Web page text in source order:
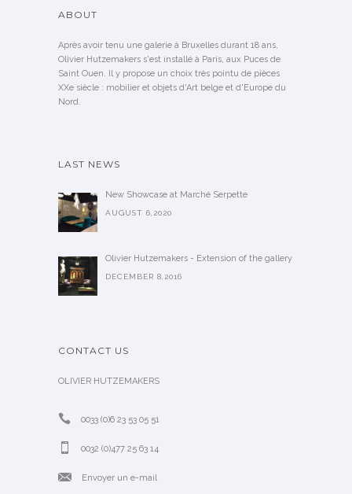
ABOUT
Après avoir tenu une galerie à Bruxelles durant 18 ans,
Olivier Hutzemakers s'est installé à Paris, aux Puces de
Saint Ouen. Il y propose un choix très pointu de pièces
XXe siècle : mobilier et objets d'Art belge et d'Europe du
Nord.
LAST NEWS
New Showcase at Marché Serpette
AUGUST 6,2020
Olivier Hutzemakers - Extension of the gallery
DECEMBER 8,2016
CONTACT US
OLIVIER HUTZEMAKERS
0033 (0)6 23 53 05 51
0032 (0)477 25 63 14
Envoyer un e-mail